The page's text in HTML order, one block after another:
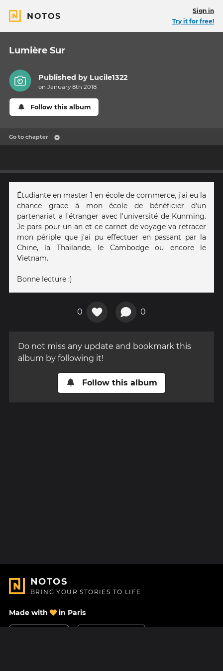
NOTOS
Sign in
Try it for free!
Lumière Sur
Published by Lucile1322
on January 8th 2018
Follow this album
Go to chapter
Étudiante en master 1 en école de commerce, j'ai eu la
chance grace à mon école de bénéficier d'un
partenariat a l'étranger avec l'université de Kunming.
Je pars pour un an et ce carnet de voyage va retracer
mon périple que j'ai pu effectuer en passant par la
Chine, la Thaïlande, le Cambodge ou encore le
Vietnam.
Bonne lecture :)
0 0
Do not miss any update and bookmark this
album by following it!
Follow this album
NOTOS
BRING YOUR STORIES TO LIFE
Made with in Paris